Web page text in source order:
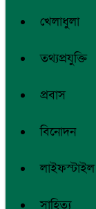
খেলাধুলা
তথ্যপ্রযুক্তি
প্রবাস
বিনোদন
লাইফস্টাইল
সাহিত্য